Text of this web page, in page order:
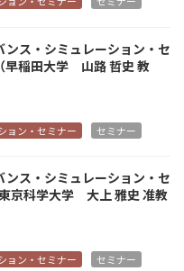
ンス・シミュレーション・セ
早稲田大学 山路 哲史 教
ョン・セミナー セミナー
ンス・シミュレーション・セ
京科学大学 大上 雅史 准教
ョン・セミナー セミナー